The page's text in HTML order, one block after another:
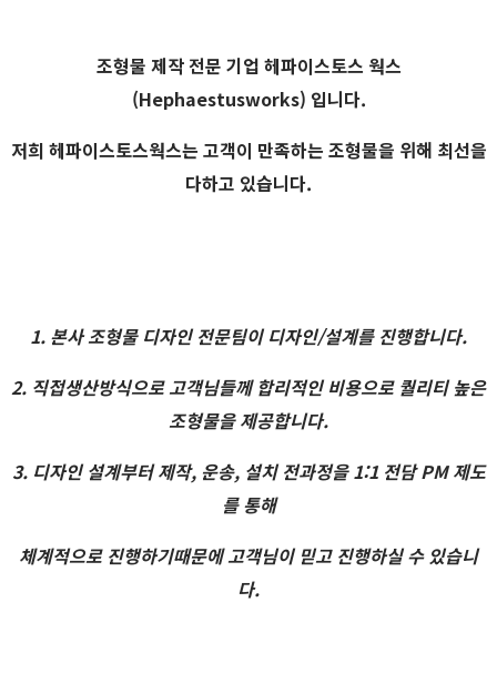
조형물 제작 전문 기업 헤파이스토스 웍스
(Hephaestusworks) 입니다.
저희 헤파이스토스웍스는 고객이 만족하는 조형물을 위해 최선을
다하고 있습니다.
1. 본사 조형물 디자인 전문팀이 디자인/설계를 진행합니다.
2. 직접생산방식으로 고객님들께 합리적인 비용으로 퀄리티 높은
조형물을 제공합니다.
3. 디자인 설계부터 제작, 운송, 설치 전과정을 1:1 전담 PM 제도
를 통해
체계적으로 진행하기때문에 고객님이 믿고 진행하실 수 있습니
다.